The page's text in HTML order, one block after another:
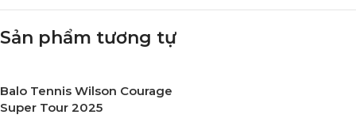
Sản phẩm tương tự
Balo Tennis Wilson Courage
Super Tour 2025